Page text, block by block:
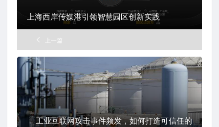
上海西岸传媒港引领智慧园区创新实践
上一篇
工业互联网攻击事件频发，如何打造可信任的